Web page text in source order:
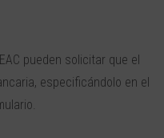
pueden solicitar que el
especificándolo en el